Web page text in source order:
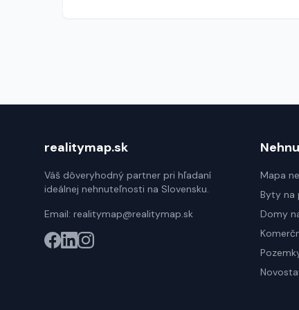
realitymap.sk
Váš dôveryhodný partner pri hľadaní
ideálnej nehnuteľnosti na Slovensku.
Email: realitymap@realitymap.sk
Mapa
Byty na
Domy